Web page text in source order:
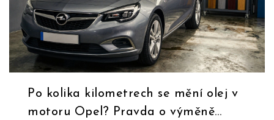
Po kolika kilometrech se mění olej v
motoru Opel? Pravda o výměně